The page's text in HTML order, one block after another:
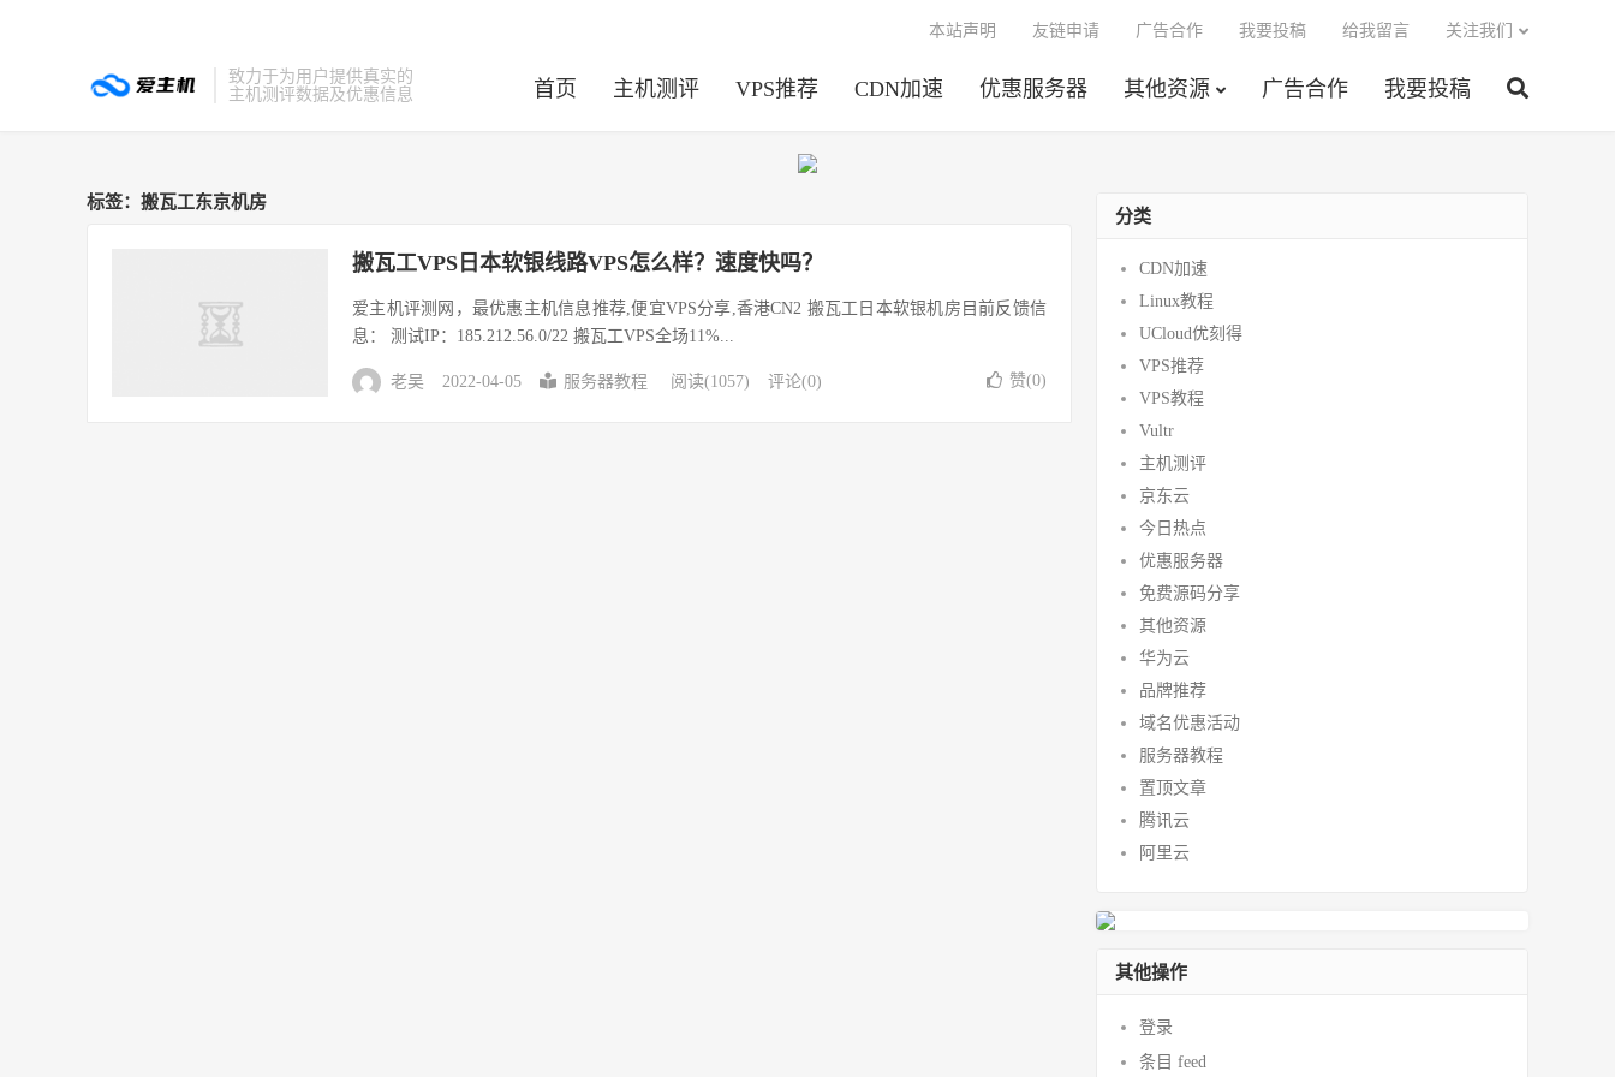
致力于为用户提供真实的
主机测评数据及优惠信息
首页 主机测评 VPS推荐 CDN加速 优惠服务器 其他资源 广告合作 我要投稿
本站声明 友链申请 广告合作 我要投稿 给我留言 关注我们
标签：搬瓦工东京机房
搬瓦工VPS日本软银线路VPS怎么样？速度快吗？
爱主机评测网，最优惠主机信息推荐,便宜VPS分享,香港CN2 搬瓦工日本软银机房目前反馈信
息： 测试IP：185.212.56.0/22 搬瓦工VPS全场11%...
老吴 2022-04-05 服务器教程 阅读(1057) 评论(0) 赞(0)
分类
CDN加速
Linux教程
UCloud优刻得
VPS推荐
VPS教程
Vultr
主机测评
京东云
今日热点
优惠服务器
免费源码分享
其他资源
华为云
品牌推荐
域名优惠活动
服务器教程
置顶文章
腾讯云
阿里云
其他操作
登录
条目 feed